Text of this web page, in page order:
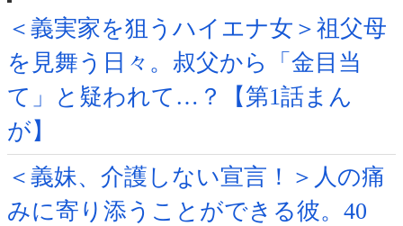
＜義実家を狙うハイエナ女＞祖父母
を見舞う日々。叔父から「金目当
て」と疑われて…？【第1話まん
が】
＜義妹、介護しない宣言！＞人の痛
みに寄り添うことができる彼。40